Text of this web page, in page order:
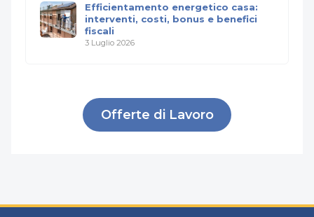
Efficientamento energetico casa:
interventi, costi, bonus e benefici
fiscali
3 Luglio 2026
Offerte di Lavoro